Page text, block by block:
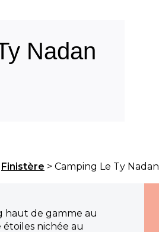
Nadan
Finistère > Camping Le Ty Nadan
haut de gamme au
nichée au